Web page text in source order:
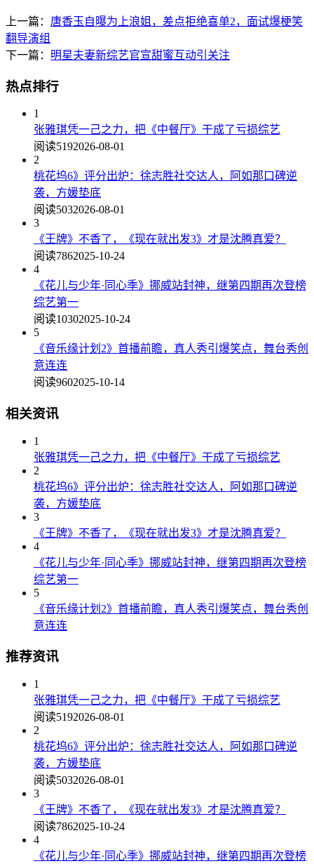
上一篇： 唐香玉自曝为上浪姐，差点拒绝喜单2，面试爆梗笑
翻导演组
下一篇： 明星夫妻新综艺官宣甜蜜互动引关注
热点排行
1
张雅琪凭一己之力，把《中餐厅》干成了亏损综艺
阅读5192026-08-01
2
桃花坞6》评分出炉：徐志胜社交达人，阿如那口碑逆
袭，方媛垫底
阅读5032026-08-01
3
《王牌》不香了，《现在就出发3》才是沈腾真爱？
阅读7862025-10-24
4
《花儿与少年·同心季》挪威站封神，继第四期再次登榜
综艺第一
阅读10302025-10-24
5
《音乐缘计划2》首播前瞻，真人秀引爆笑点，舞台秀创
意连连
阅读9602025-10-14
相关资讯
1
张雅琪凭一己之力，把《中餐厅》干成了亏损综艺
2
桃花坞6》评分出炉：徐志胜社交达人，阿如那口碑逆
袭，方媛垫底
3
《王牌》不香了，《现在就出发3》才是沈腾真爱？
4
《花儿与少年·同心季》挪威站封神，继第四期再次登榜
综艺第一
5
《音乐缘计划2》首播前瞻，真人秀引爆笑点，舞台秀创
意连连
推荐资讯
1
张雅琪凭一己之力，把《中餐厅》干成了亏损综艺
阅读5192026-08-01
2
桃花坞6》评分出炉：徐志胜社交达人，阿如那口碑逆
袭，方媛垫底
阅读5032026-08-01
3
《王牌》不香了，《现在就出发3》才是沈腾真爱？
阅读7862025-10-24
4
《花儿与少年·同心季》挪威站封神，继第四期再次登榜